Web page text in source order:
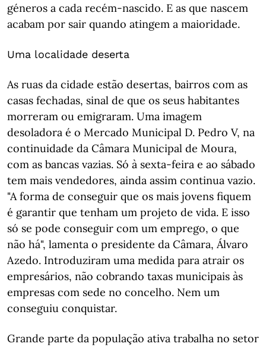
géneros a cada recém-nascido. E as que nascem
acabam por sair quando atingem a maioridade.
Uma localidade deserta
As ruas da cidade estão desertas, bairros com as
casas fechadas, sinal de que os seus habitantes
morreram ou emigraram. Uma imagem
desoladora é o Mercado Municipal D. Pedro V, na
continuidade da Câmara Municipal de Moura,
com as bancas vazias. Só à sexta-feira e ao sábado
tem mais vendedores, ainda assim continua vazio.
"A forma de conseguir que os mais jovens fiquem
é garantir que tenham um projeto de vida. E isso
só se pode conseguir com um emprego, o que
não há", lamenta o presidente da Câmara, Álvaro
Azedo. Introduziram uma medida para atrair os
empresários, não cobrando taxas municipais às
empresas com sede no concelho. Nem um
conseguiu conquistar.
Grande parte da população ativa trabalha no setor